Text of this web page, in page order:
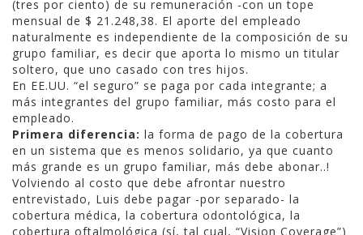
(tres por ciento) de su remuneración -con un tope
mensual de $ 21.248,38. El aporte del empleado
naturalmente es independiente de la composición de su
grupo familiar, es decir que aporta lo mismo un titular
soltero, que uno casado con tres hijos.
En EE.UU. “el seguro” se paga por cada integrante; a
más integrantes del grupo familiar, más costo para el
empleado.
Primera diferencia: la forma de pago de la cobertura
en un sistema que es menos solidario, ya que cuanto
más grande es un grupo familiar, más debe abonar..!
Volviendo al costo que debe afrontar nuestro
entrevistado, Luis debe pagar -por separado- la
cobertura médica, la cobertura odontológica, la
cobertura oftalmológica (sí, tal cual, “Vision Coverage”)